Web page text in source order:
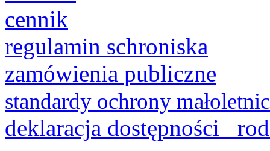
cennik
regulamin schroniska
zamówienia publiczne
standardy ochrony
deklaracja dostępności